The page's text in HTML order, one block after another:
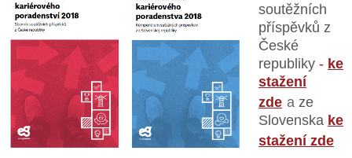
soutěžních
příspěvků z
České
republiky - ke
stažení
zde a ze
Slovenska ke
stažení zde